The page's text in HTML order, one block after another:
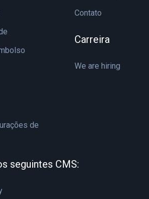
de
Contato
Carreira
We are hiring
seguintes CMS: